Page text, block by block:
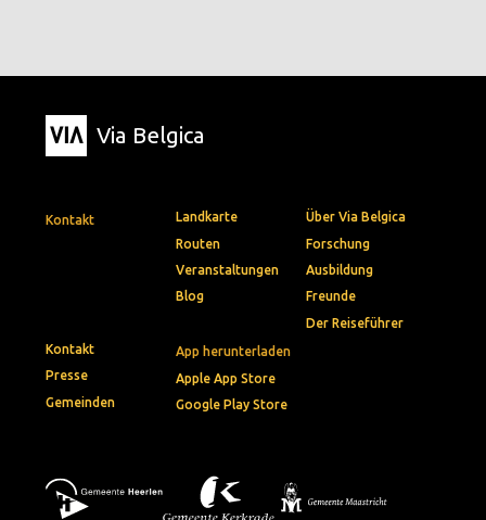
Via Belgica
Kontakt
App herunterladen
Apple App Store
Google Play Store
Landkarte
Routen
Veranstaltungen
Blog
Über Via Belgica
Forschung
Ausbildung
Freunde
Der Reiseführer
Kontakt
Presse
Gemeinden